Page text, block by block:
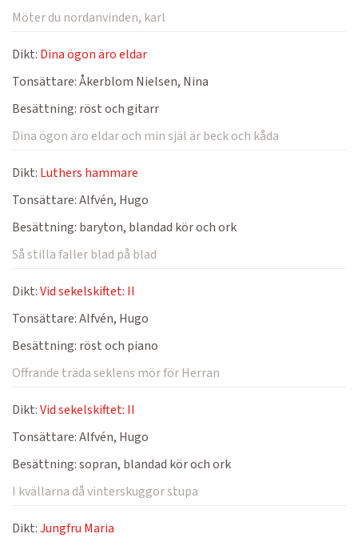
Möter du nordanvinden, karl
Dikt: Dina ögon äro eldar
Tonsättare:Åkerblom Nielsen, Nina
Besättning: röst och gitarr
Dina ögon äro eldar och min själ är beck och kåda
Dikt: Luthers hammare
Tonsättare:Alfvén, Hugo
Besättning: baryton, blandad kör och ork
Så stilla faller blad på blad
Dikt:Vid sekelskiftet: II
Tonsättare:Alfvén, Hugo
Besättning: röst och piano
Offrande träda seklens mör för Herran
Dikt:Vid sekelskiftet: II
Tonsättare:Alfvén, Hugo
Besättning:sopran, blandad kör och ork
I kvällarna då vinterskuggor stupa
Dikt:Jungfru Maria